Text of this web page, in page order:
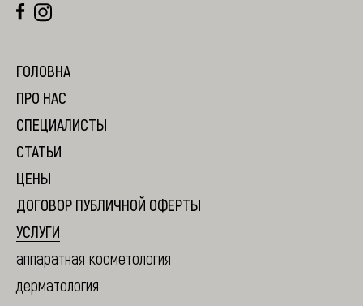
ГОЛОВНА
ПРО НАС
СПЕЦИАЛИСТЫ
СТАТЬИ
ЦЕНЫ
ДОГОВОР ПУБЛИЧНОЙ ОФЕРТЫ
УСЛУГИ
аппаратная косметология
дерматология